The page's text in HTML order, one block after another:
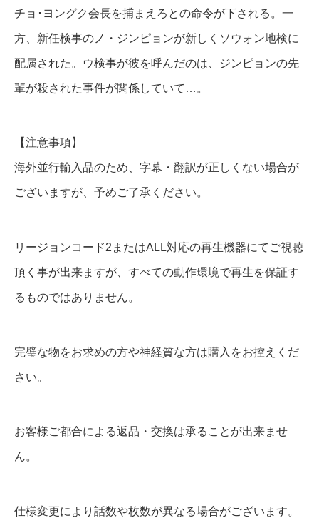
チョ･ヨングク会長を捕まえろとの命令が下される。一
方、新任検事のノ・ジンピョンが新しくソウォン地検に
配属された。ウ検事が彼を呼んだのは、ジンピョンの先
輩が殺された事件が関係していて…。
【注意事項】
海外並行輸入品のため、字幕・翻訳が正しくない場合が
ございますが、予めご了承ください。
リージョンコード2またはALL対応の再生機器にてご視聴
頂く事が出来ますが、すべての動作環境で再生を保証す
るものではありません。
完璧な物をお求めの方や神経質な方は購入をお控えくだ
さい。
お客様ご都合による返品・交換は承ることが出来ませ
ん。
仕様変更により話数や枚数が異なる場合がございます。